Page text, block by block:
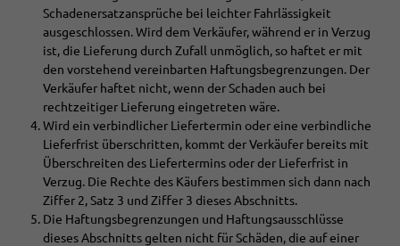
Schadenersatzansprüche bei leichter Fahrlässigkeit
ausgeschlossen. Wird dem Verkäufer, während er in Verzug
ist, die Lieferung durch Zufall unmöglich, so haftet er mit
den vorstehend vereinbarten Haftungsbegrenzungen. Der
Verkäufer haftet nicht, wenn der Schaden auch bei
rechtzeitiger Lieferung eingetreten wäre.
Wird ein verbindlicher Liefertermin oder eine verbindliche
Lieferfrist überschritten, kommt der Verkäufer bereits mit
Überschreiten des Liefertermins oder der Lieferfrist in
Verzug. Die Rechte des Käufers bestimmen sich dann nach
Ziffer 2, Satz 3 und Ziffer 3 dieses Abschnitts.
Die Haftungsbegrenzungen und Haftungsausschlüsse
dieses Abschnitts gelten nicht für Schäden, die auf einer